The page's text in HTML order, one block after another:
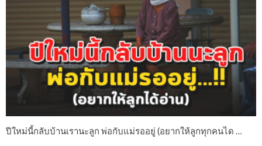
ปีใหม่นี้กลับบ้านเรานะลูก พ่อกับแม่รออยู่ (อยากให้ลูกทุกคนได …